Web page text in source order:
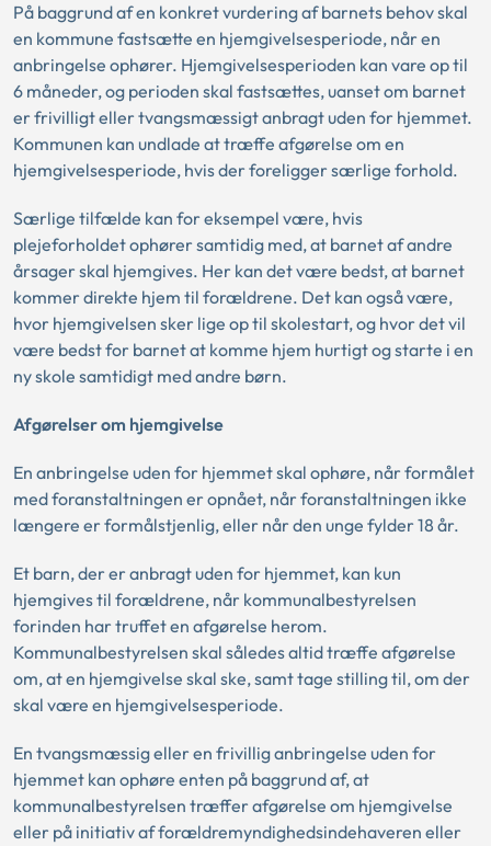
På baggrund af en konkret vurdering af barnets behov skal
en kommune fastsætte en hjemgivelsesperiode, når en
anbringelse ophører. Hjemgivelsesperioden kan vare op til
6 måneder, og perioden skal fastsættes, uanset om barnet
er frivilligt eller tvangsmæssigt anbragt uden for hjemmet.
Kommunen kan undlade at træffe afgørelse om en
hjemgivelsesperiode, hvis der foreligger særlige forhold.
Særlige tilfælde kan for eksempel være, hvis
plejeforholdet ophører samtidig med, at barnet af andre
årsager skal hjemgives. Her kan det være bedst, at barnet
kommer direkte hjem til forældrene. Det kan også være,
hvor hjemgivelsen sker lige op til skolestart, og hvor det vil
være bedst for barnet at komme hjem hurtigt og starte i en
ny skole samtidigt med andre børn.
Afgørelser om hjemgivelse
En anbringelse uden for hjemmet skal ophøre, når formålet
med foranstaltningen er opnået, når foranstaltningen ikke
længere er formålstjenlig, eller når den unge fylder 18 år.
Et barn, der er anbragt uden for hjemmet, kan kun
hjemgives til forældrene, når kommunalbestyrelsen
forinden har truffet en afgørelse herom.
Kommunalbestyrelsen skal således altid træffe afgørelse
om, at en hjemgivelse skal ske, samt tage stilling til, om der
skal være en hjemgivelsesperiode.
En tvangsmæssig eller en frivillig anbringelse uden for
hjemmet kan ophøre enten på baggrund af, at
kommunalbestyrelsen træffer afgørelse om hjemgivelse
eller på initiativ af forældremyndighedsindehaveren eller